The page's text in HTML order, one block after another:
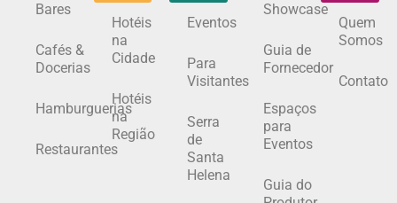
Bares
Cafés &
Docerias
Hamburguerias
Restaurantes
Hotéis
na
Cidade
Hotéis
na
Região
Eventos
Para
Visitantes
Serra
de
Santa
Helena
Showcase
Guia de
Fornecedor
Espaços
para
Eventos
Guia do
Quem
Somos
Contato